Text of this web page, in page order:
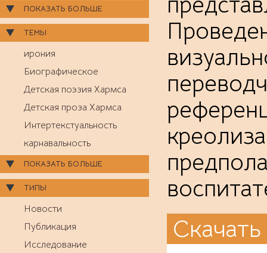
ПОКАЗАТЬ БОЛЬШЕ
ТЕМЫ
ирония
Биографическое
Детская поэзия Хармса
Детская проза Хармса
Интертекстуальность
карнавальность
ПОКАЗАТЬ БОЛЬШЕ
ТИПЫ
Новости
Публикация
Исследование
Скачать